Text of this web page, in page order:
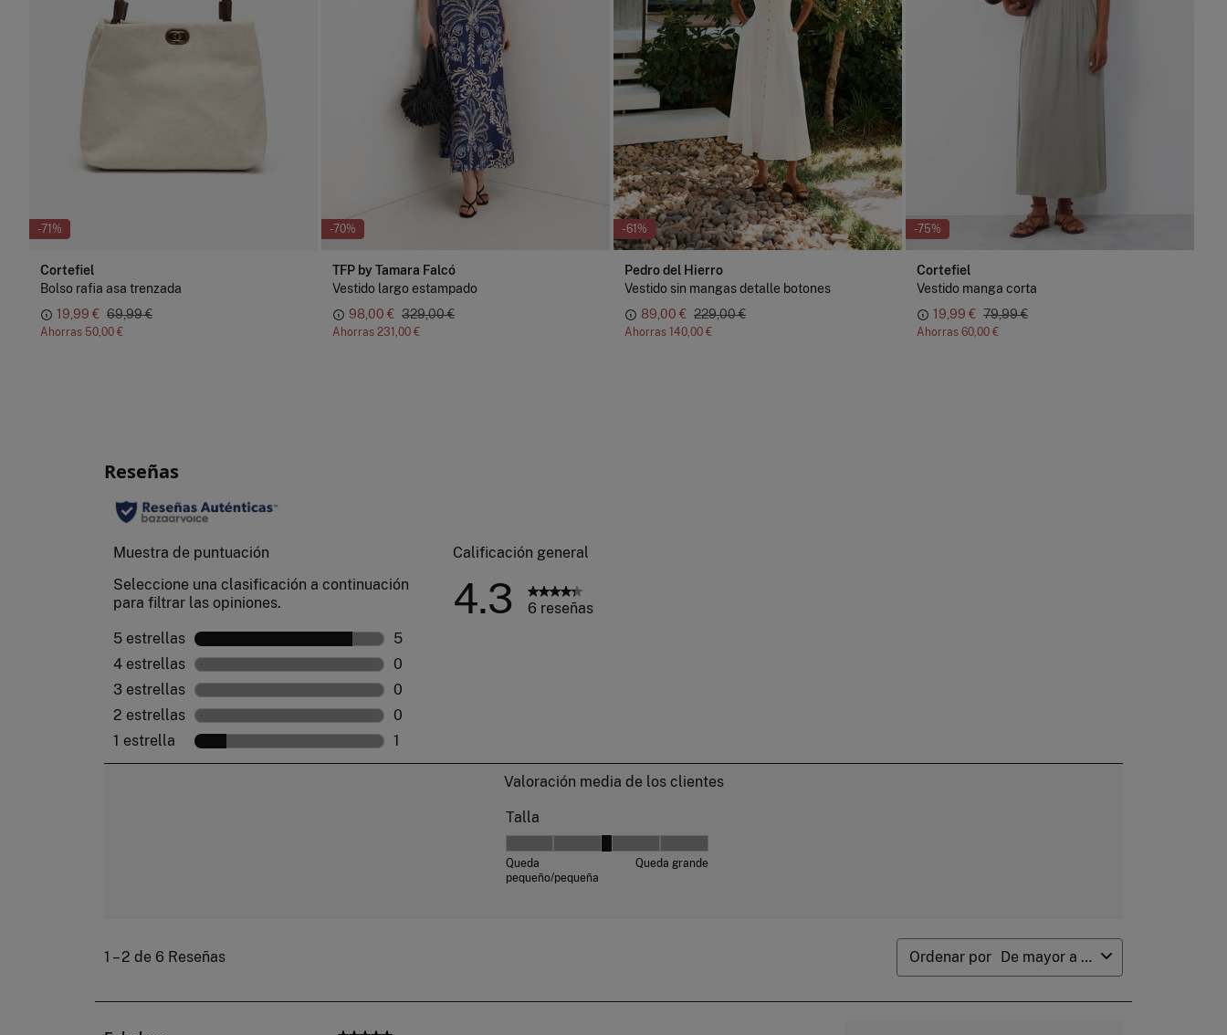
-71%
Cortefiel
Bolso rafia asa trenzada
19,99 € 69,99 €
Ahorras 50,00 €
-70%
TFP by Tamara Falcó
Vestido largo estampado
98,00 € 329,00 €
Ahorras 231,00 €
-61%
Pedro del Hierro
Vestido sin mangas detalle botones
89,00 € 229,00 €
Ahorras 140,00 €
-75%
Cortefiel
Vestido manga corta
19,99 € 79,99 €
Ahorras 60,00 €